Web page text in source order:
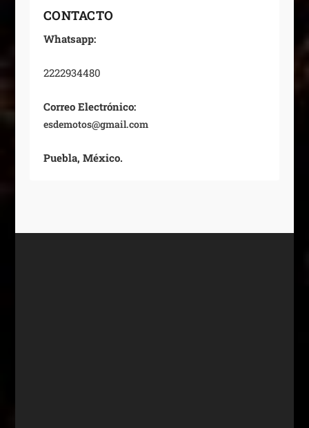
CONTACTO
Whatsapp:
2222934480
Correo Electrónico:
esdemotos@gmail.com
Puebla, México.